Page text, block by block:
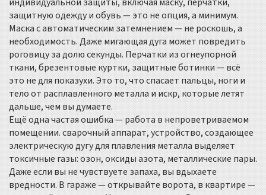
защитную одежду и обувь— это не опция, а минимум.
Маска с автоматическим затемнением — не роскошь, а
необходимость. Даже мигающая дуга может повредить
роговицу за долю секунды. Перчатки из огнеупорной
ткани, брезентовые куртки, защитные ботинки — всё
это не для показухи. Это то, что спасает пальцы, ноги и
тело от расплавленного металла и искр, которые летят
дальше, чем вы думаете.
Ещё одна частая ошибка — работа в непроветриваемом
помещении.сварочный аппарат,устройство, создающее
электрическую дугу для плавления металла выделяет
токсичные газы: озон, оксиды азота, металлические пары.
Даже если вы не чувствуете запаха, вы вдыхаете
вредности. В гараже — открывайте ворота, в квартире —